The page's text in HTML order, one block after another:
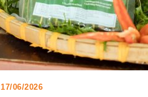
17/06/2026